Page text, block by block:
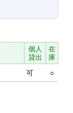
個人
貸出
在
庫
可 ○